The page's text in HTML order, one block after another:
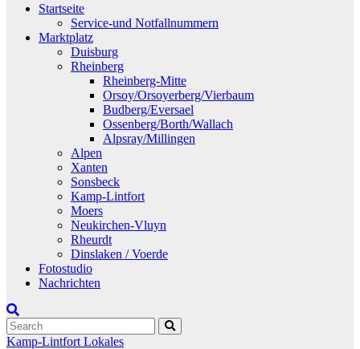
Startseite
Service-und Notfallnummern
Marktplatz
Duisburg
Rheinberg
Rheinberg-Mitte
Orsoy/Orsoyerberg/Vierbaum
Budberg/Eversael
Ossenberg/Borth/Wallach
Alpsray/Millingen
Alpen
Xanten
Sonsbeck
Kamp-Lintfort
Moers
Neukirchen-Vluyn
Rheurdt
Dinslaken / Voerde
Fotostudio
Nachrichten
Kamp-Lintfort Lokales